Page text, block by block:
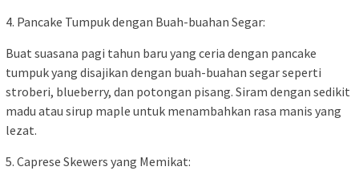
4. Pancake Tumpuk dengan Buah-buahan Segar:
Buat suasana pagi tahun baru yang ceria dengan pancake
tumpuk yang disajikan dengan buah-buahan segar seperti
stroberi, blueberry, dan potongan pisang. Siram dengan sedikit
madu atau sirup maple untuk menambahkan rasa manis yang
lezat.
5. Caprese Skewers yang Memikat: